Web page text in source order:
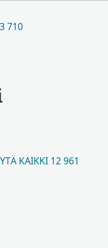
710
KAIKKI 12 961